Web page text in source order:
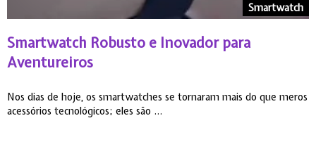
Smartwatch
Smartwatch Robusto e Inovador para
Aventureiros
Nos dias de hoje, os smartwatches se tornaram mais do que meros
acessórios tecnológicos; eles são ...